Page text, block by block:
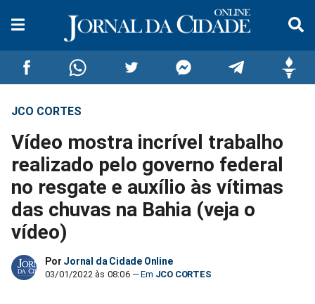
Compartilhar
no
Facebook
Compartilhar
no
Whatsapp
no
Twitter
no
Messenger
no
Telegram
no
Gettr
JCO CORTES
Vídeo mostra incrível trabalho
realizado pelo governo federal
no resgate e auxílio às vítimas
das chuvas na Bahia (veja o
vídeo)
Por Jornal da Cidade Online
03/01/2022 às 08:06 JCO CORTES